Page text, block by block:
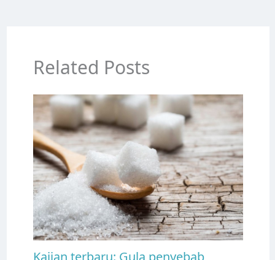
Related Posts
Kajian terbaru: Gula penyebab